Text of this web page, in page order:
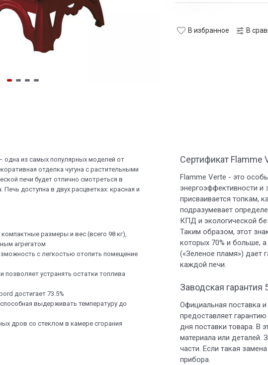
В избранное В
одна из самых популярных моделей от
отделка чугуна с растительными
печи будет отлично смотреться в
доступна в двух расцветках: красная и
размеры и вес (всего 98 кг),
агрегатом
с легкостью отопить помещение
позволяет устранять остатки топлива
достигает 73.5%
выдерживать температуру до
дров со стеклом в камере сгорания
Сертификат Flamme
Flamme Verte - это
энергоэффективности
присваивается топкам,
подразумевает
КПД и экологической
Таким образом, этот
которых 70% и больше,
(«Зеленое пламя») дает
каждой печи.
Заводская гарантия
Официальная поставка
предоставляет
дня поставки товара. В
материала или деталей.
части. Если такая
прибора.